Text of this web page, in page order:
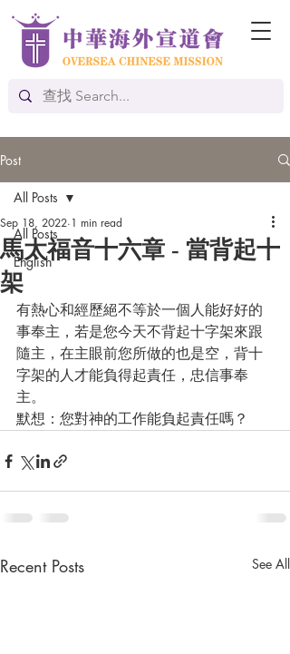
Post
All Posts
English
All Posts
馬太福音十六章 - 當背起十
架
Sep 18, 2022 1 min read
有熱心和經歷絕不等於一個人能好好的
事奉主，若是您今天不背起十字架來跟
隨主，在主眼前您所做的也是空，背十
字架的人才能負得起責任，忠信事奉
主。
默想：您對神的工作能負起責任嗎？
Recent Posts See All